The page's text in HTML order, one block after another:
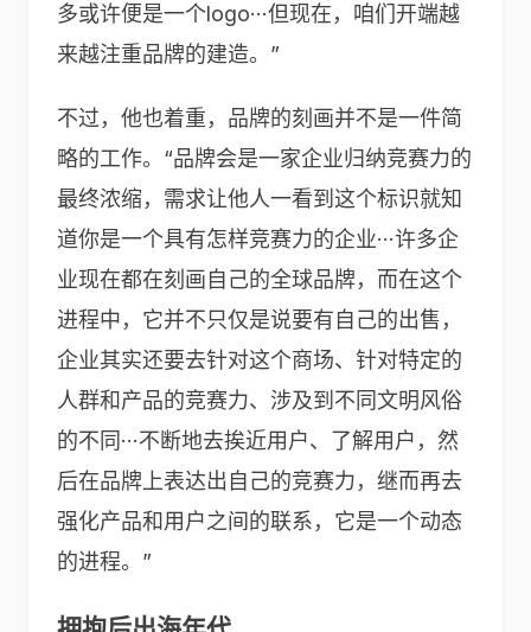
多或许便是一个logo···但现在，咱们开端越
来越注重品牌的建造。”
不过，他也着重，品牌的刻画并不是一件简
略的工作。“品牌会是一家企业归纳竞赛力的
最终浓缩，需求让他人一看到这个标识就知
道你是一个具有怎样竞赛力的企业···许多企
业现在都在刻画自己的全球品牌，而在这个
进程中，它并不只仅是说要有自己的出售，
企业其实还要去针对这个商场、针对特定的
人群和产品的竞赛力、涉及到不同文明风俗
的不同···不断地去挨近用户、了解用户，然
后在品牌上表达出自己的竞赛力，继而再去
强化产品和用户之间的联系，它是一个动态
的进程。”